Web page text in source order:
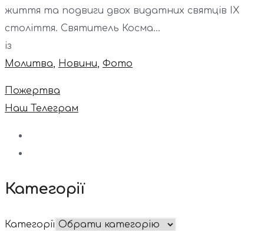
життя та подвиги двох видатних святців IX
століття. Святитель Косма...
із
Молитва, Новини, Фото
Пожертва
Наш Телеграм
Категорії
Категорії